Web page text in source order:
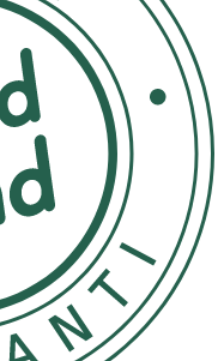
STEARIC ACID ,
PCA , GLYCERYL
, MYRISTIC ACID ,
CAPRYLOYL GLYCINE
ACID , XANTHAN GUM
, PIROCTONE